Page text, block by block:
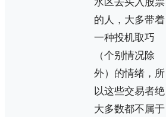
的人，大多带着
一种投机取巧
（个别情况除
外）的情绪，所
以这些交易者绝
大多数都不属于